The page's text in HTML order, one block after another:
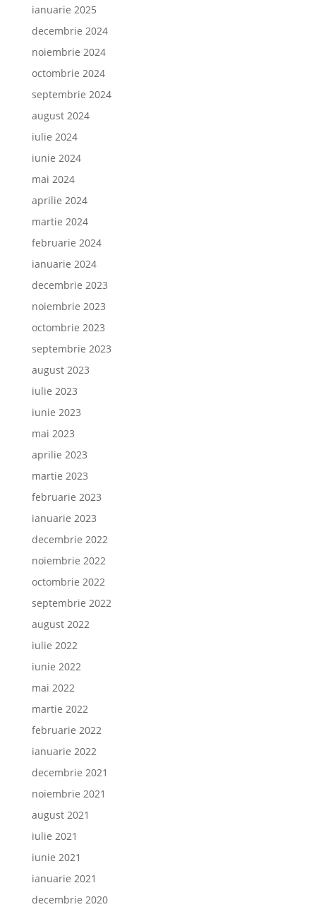
ianuarie 2025
decembrie 2024
noiembrie 2024
octombrie 2024
septembrie 2024
august 2024
iulie 2024
iunie 2024
mai 2024
aprilie 2024
martie 2024
februarie 2024
ianuarie 2024
decembrie 2023
noiembrie 2023
octombrie 2023
septembrie 2023
august 2023
iulie 2023
iunie 2023
mai 2023
aprilie 2023
martie 2023
februarie 2023
ianuarie 2023
decembrie 2022
noiembrie 2022
octombrie 2022
septembrie 2022
august 2022
iulie 2022
iunie 2022
mai 2022
martie 2022
februarie 2022
ianuarie 2022
decembrie 2021
noiembrie 2021
august 2021
iulie 2021
iunie 2021
ianuarie 2021
decembrie 2020